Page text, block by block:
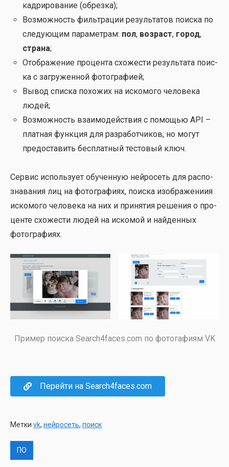
кад­ри­ро­ва­ние (обрез­ка);
Воз­мож­ность филь­тра­ции резуль­та­тов поис­ка по
сле­ду­ю­щим пара­мет­рам: пол, воз­раст, город,
стра­на;
Отоб­ра­же­ние про­цен­та схо­же­сти резуль­та­та поис­
ка с загру­жен­ной фото­гра­фи­ей;
Вывод спис­ка похо­жих на иско­мо­го чело­ве­ка
людей;
Воз­мож­ность вза­и­мо­дей­ствия с помо­щью API –
плат­ная функ­ция для раз­ра­бот­чи­ков, но могут
предо­ста­вить бес­плат­ный тесто­вый ключ.
Сер­вис исполь­зу­ет обу­чен­ную ней­ро­сеть для рас­по­
зна­ва­ния лиц на фото­гра­фи­ях, поис­ка изоб­ра­же­ни­ия
иско­мо­го чело­ве­ка на них и при­ня­тия реше­ния о про­
цен­те схо­же­сти людей на иско­мой и най­ден­ных
фото­гра­фи­ях.
При­мер поис­ка Search4faces.com по фото­га­фи­ям VK
Перей­ти на Search4faces.com
Метки vk, нейросеть, поиск
ПО